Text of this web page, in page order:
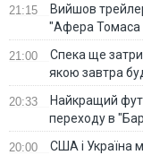
21:15
Вийшов
"Афера Томаса
21:00
Спека ще
якою завтра
20:33
Найкращий
переходу в
20:00
США і Україна